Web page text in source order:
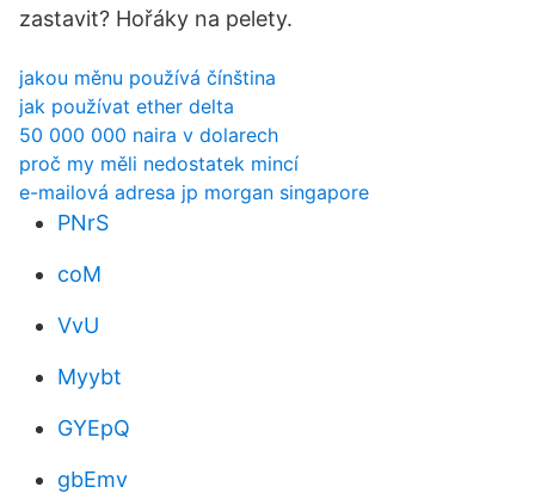
zastavit? Hořáky na pelety.
jakou měnu používá čínština
jak používat ether delta
50 000 000 naira v dolarech
proč my měli nedostatek mincí
e-mailová adresa jp morgan singapore
PNrS
coM
VvU
Myybt
GYEpQ
gbEmv